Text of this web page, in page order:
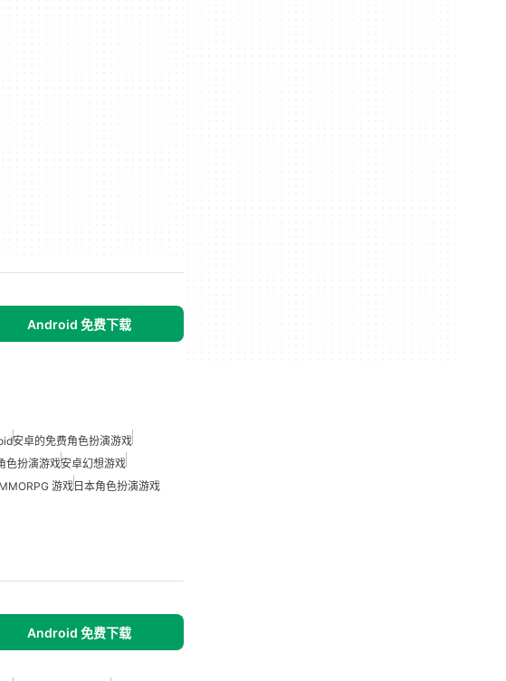
Android 免费下载
安卓的免费角色扮演游戏
色扮演游戏安卓幻想游戏
游戏日本角色扮演游戏
Android 免费下载